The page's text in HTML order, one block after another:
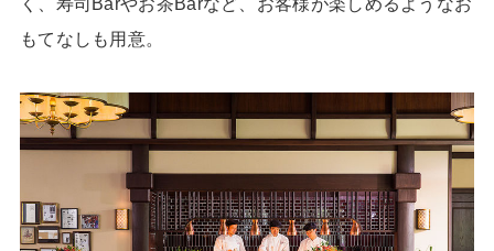
もてなしも用意。